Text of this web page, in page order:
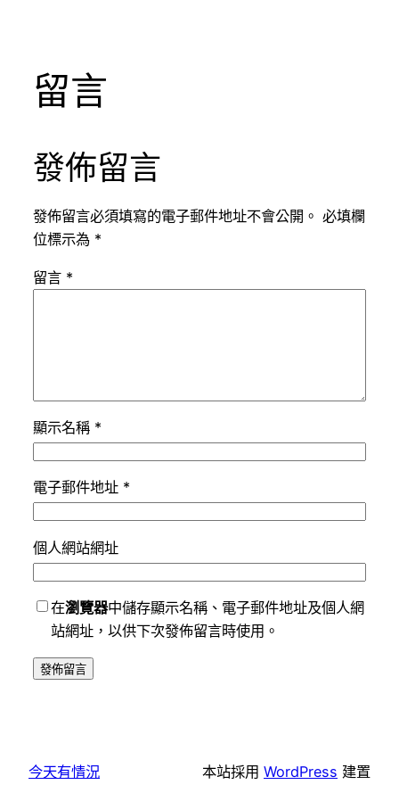
留言
發佈留言
發佈留言必須填寫的電子郵件地址不會公開。 必填欄
位標示為 *
留言 *
顯示名稱 *
電子郵件地址 *
個人網站網址
在瀏覽器中儲存顯示名稱、電子郵件地址及個人網
站網址，以供下次發佈留言時使用。
今天有情況 本站採用 WordPress 建置